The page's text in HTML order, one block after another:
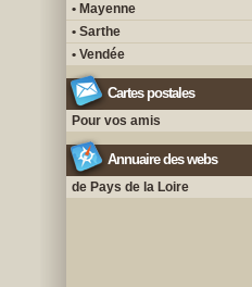
• Mayenne
• Sarthe
• Vendée
Cartes postales
Pour vos amis
Annuaire des webs
de Pays de la Loire